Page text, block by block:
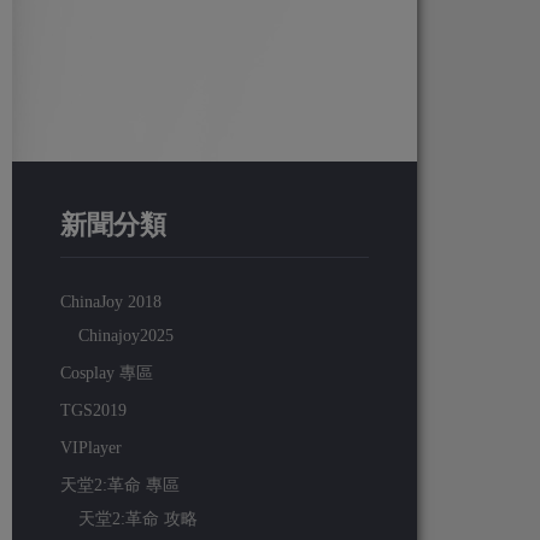
新聞分類
ChinaJoy 2018
Chinajoy2025
Cosplay 專區
TGS2019
VIPlayer
天堂2:革命 專區
天堂2:革命 攻略